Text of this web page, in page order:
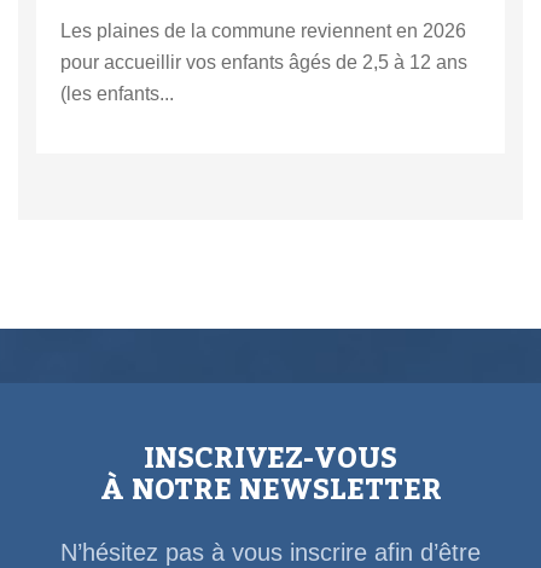
Les plaines de la commune reviennent en 2026
pour accueillir vos enfants âgés de 2,5 à 12 ans
(les enfants...
INSCRIVEZ-VOUS
À NOTRE NEWSLETTER
N’hésitez pas à vous inscrire afin d’être